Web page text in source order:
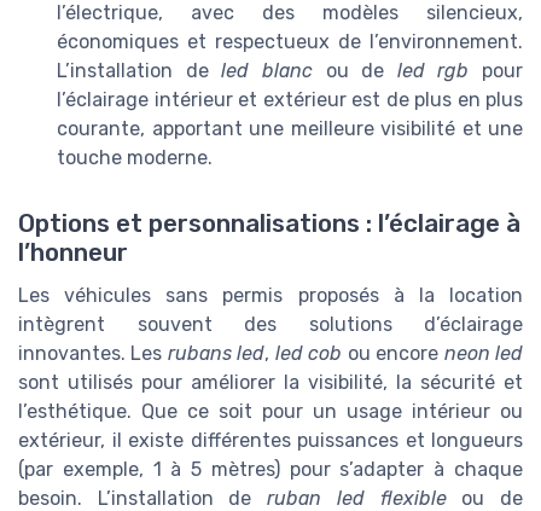
l’électrique, avec des modèles silencieux,
économiques et respectueux de l’environnement.
L’installation deled blancou de led rgb pour
l’éclairage intérieur et extérieur est de plus en plus
courante, apportant une meilleure visibilité et une
touche moderne.
Options et personnalisations : l’éclairage à
l’honneur
Les véhicules sans permis proposés à la location
intègrent souvent des solutions d’éclairage
innovantes. Les rubans led, led cob ou encore neon led
sont utilisés pour améliorer la visibilité, la sécurité et
l’esthétique. Que ce soit pour un usage intérieur ou
extérieur, il existe différentes puissances et longueurs
(par exemple, 1 à 5 mètres) pour s’adapter à chaque
besoin. L’installation deruban led flexibleou de